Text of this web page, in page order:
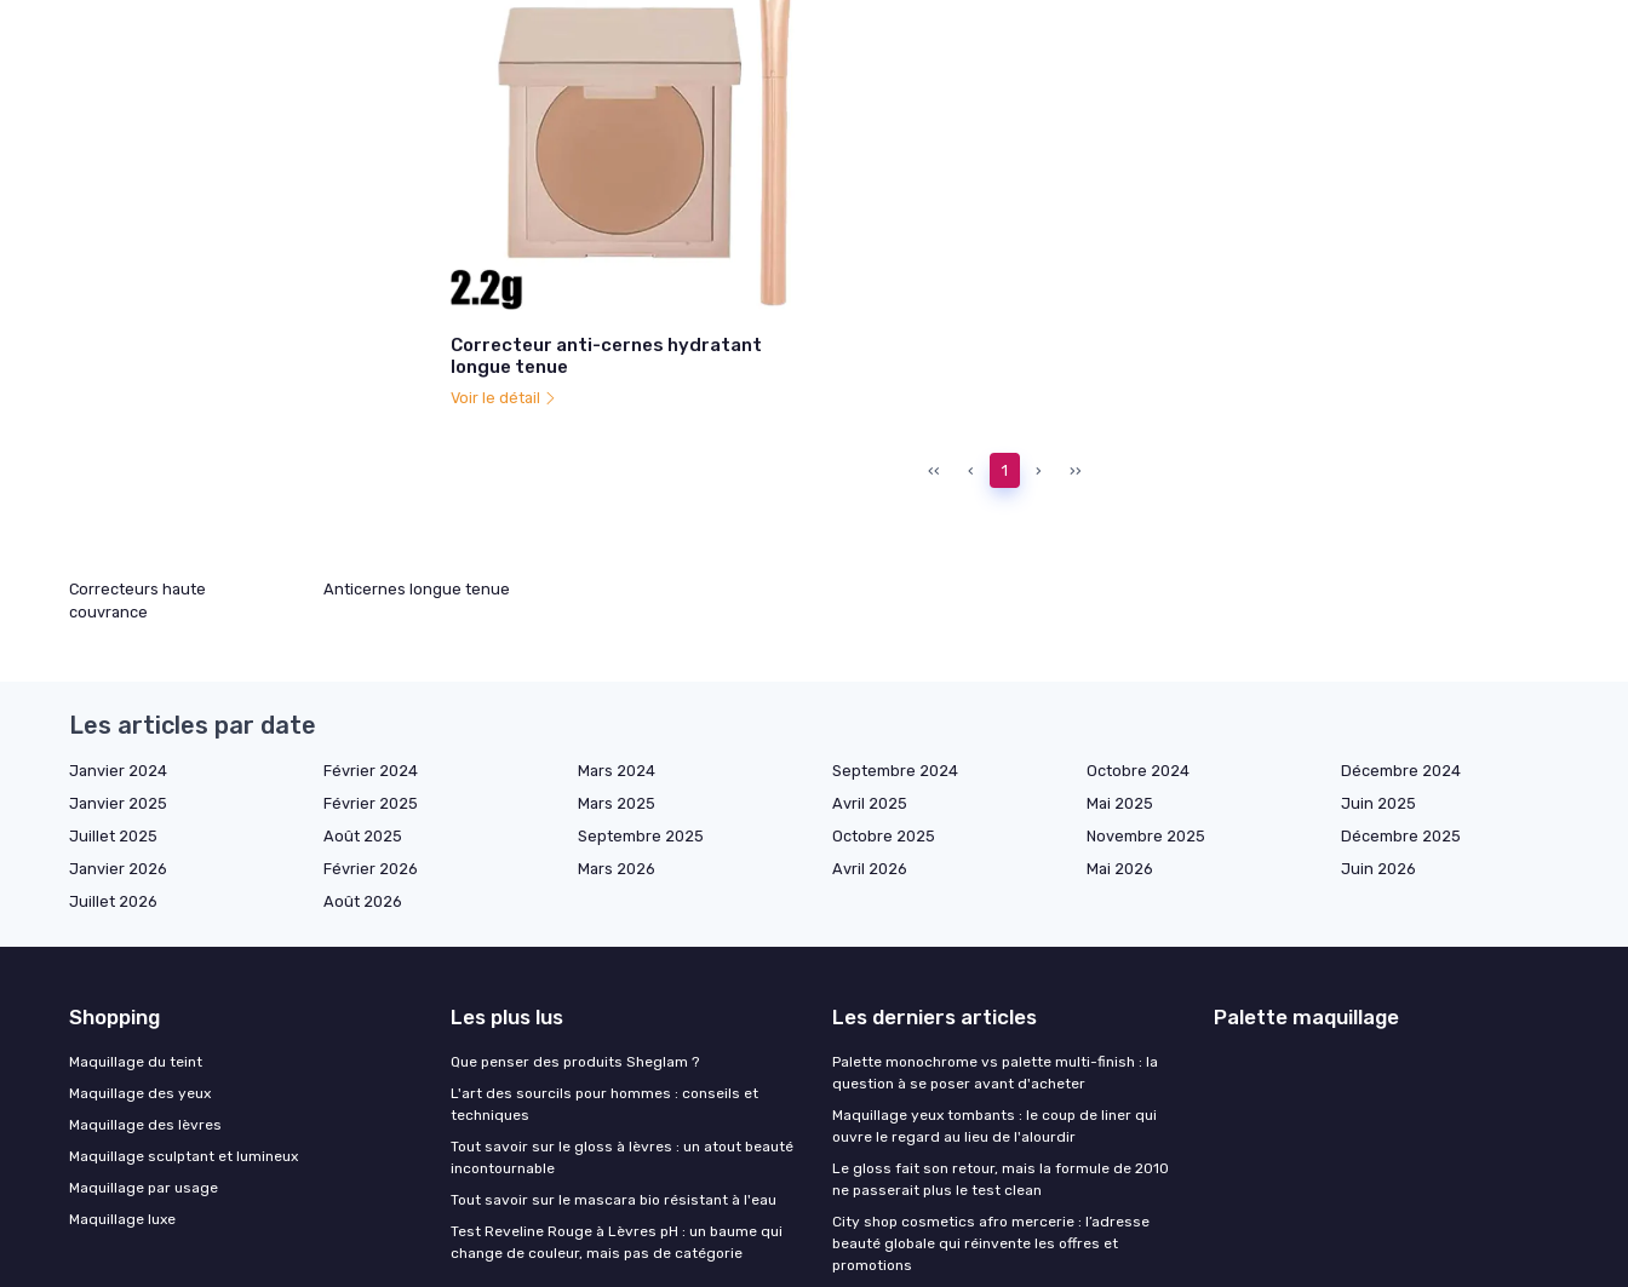
Correcteur anti-cernes hydratant
longue tenue
Voir le détail
‹‹ ‹ 1 › ››
Correcteurs haute
couvrance
Anticernes longue tenue
Les articles par date
Janvier 2024 Février 2024 Mars 2024 Septembre 2024 Octobre 2024
Décembre 2024
Janvier 2025
Février 2025 Mars 2025 Avril 2025 Mai 2025
Juin 2025
Juillet 2025
Août 2025 Septembre 2025 Octobre 2025 Novembre 2025
Décembre 2025
Janvier 2026
Février 2026 Mars 2026 Avril 2026 Mai 2026
Juin 2026
Juillet 2026
Août 2026
Shopping
Maquillage du teint
Maquillage des yeux
Maquillage des lèvres
Maquillage sculptant et lumineux
Maquillage par usage
Maquillage luxe
Les plus lus
Que penser des produits Sheglam ?
L'art des sourcils pour hommes : conseils et
techniques
Tout savoir sur le gloss à lèvres : un atout beauté
incontournable
Tout savoir sur le mascara bio résistant à l'eau
Test Reveline Rouge à Lèvres pH : un baume qui
change de couleur, mais pas de catégorie
Les derniers articles
Palette monochrome vs palette multi-finish : la
question à se poser avant d'acheter
Maquillage yeux tombants : le coup de liner qui
ouvre le regard au lieu de l'alourdir
Le gloss fait son retour, mais la formule de 2010
ne passerait plus le test clean
City shop cosmetics afro mercerie : l’adresse
beauté globale qui réinvente les offres et
promotions
Palette maquillage